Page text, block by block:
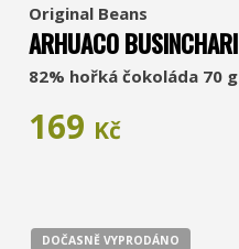
Original Beans
ARHUACO BUSINCHARI
82% hořká čokoláda 70 g
169 Kč
DOČASNĚ VYPRODÁNO